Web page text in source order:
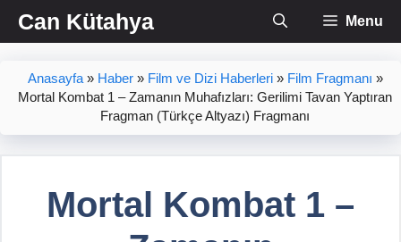
İçeriğe
atlaCan Kütahya Menu
Anasayfa» Haber» Film ve Dizi Haberleri» Film Fragmanı »
Mortal Kombat 1 – Zamanın Muhafızları: Gerilimi Tavan Yaptıran
Fragman (Türkçe Altyazı) Fragmanı
Mortal Kombat 1 –